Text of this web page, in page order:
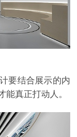
要结合展示的内
真正打动人。